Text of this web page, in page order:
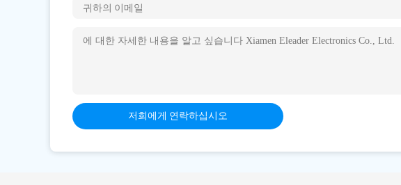
저희에게 연락하십시오